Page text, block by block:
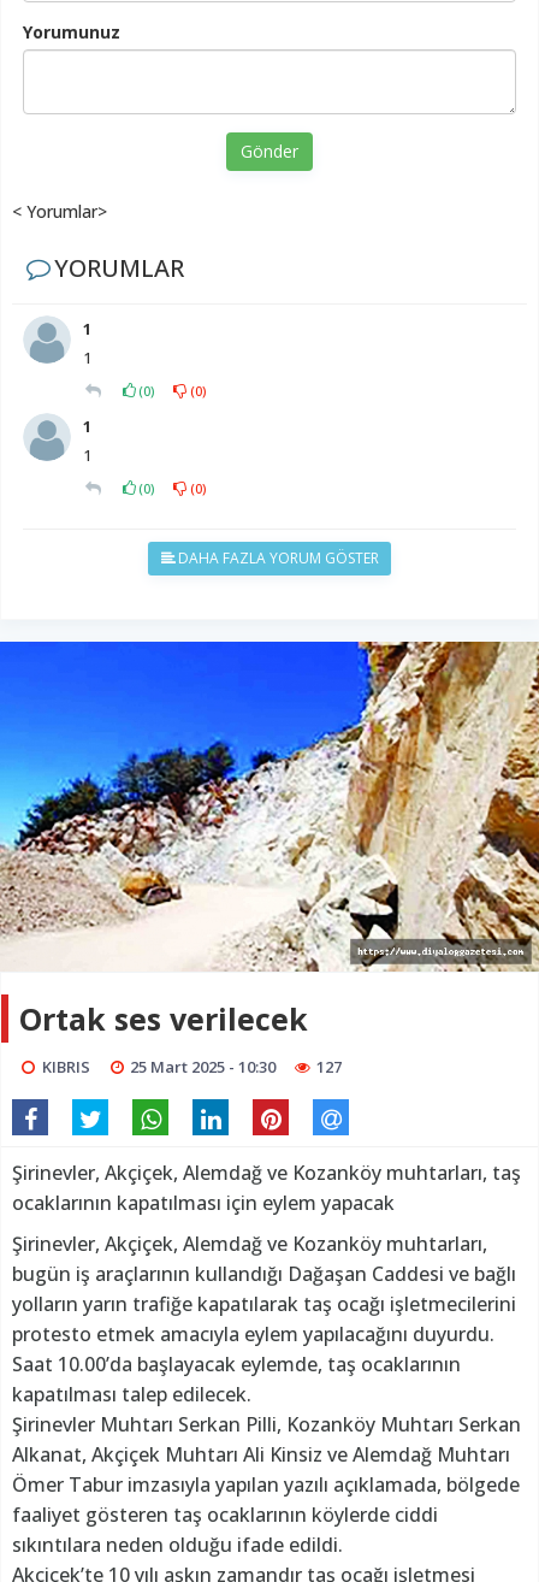
Yorumunuz
Gönder
< Yorumlar>
YORUMLAR
1
1
(0) (0)
1
1
(0) (0)
DAHA FAZLA YORUM GÖSTER
Ortak ses verilecek
KIBRIS 25 Mart 2025 - 10:30 127
Şirinevler, Akçiçek, Alemdağ ve Kozanköy muhtarları, taş
ocaklarının kapatılması için eylem yapacak
Şirinevler, Akçiçek, Alemdağ ve Kozanköy muhtarları,
bugün iş araçlarının kullandığı Dağaşan Caddesi ve bağlı
yolların yarın trafiğe kapatılarak taş ocağı işletmecilerini
protesto etmek amacıyla eylem yapılacağını duyurdu.
Saat 10.00’da başlayacak eylemde, taş ocaklarının
kapatılması talep edilecek.
Şirinevler Muhtarı Serkan Pilli, Kozanköy Muhtarı Serkan
Alkanat, Akçiçek Muhtarı Ali Kinsiz ve Alemdağ Muhtarı
Ömer Tabur imzasıyla yapılan yazılı açıklamada, bölgede
faaliyet gösteren taş ocaklarının köylerde ciddi
sıkıntılara neden olduğu ifade edildi.
Akçiçek’te 10 yılı aşkın zamandır taş ocağı işletmesi